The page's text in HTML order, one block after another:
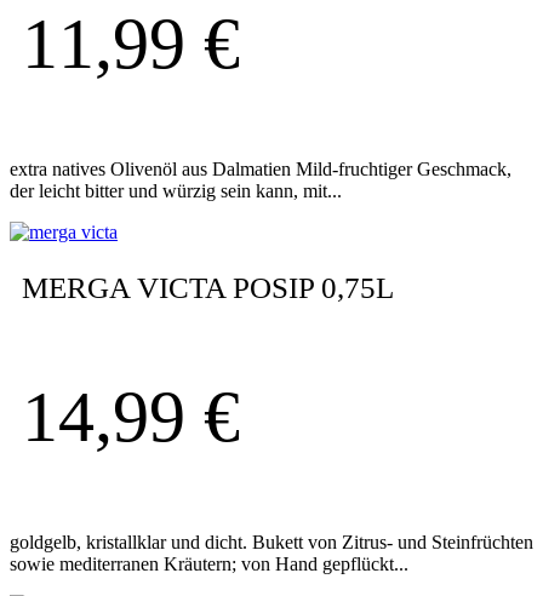
11,99 €
extra natives Olivenöl aus Dalmatien Mild-fruchtiger Geschmack,
der leicht bitter und würzig sein kann, mit...
MERGA VICTA POSIP 0,75L
14,99 €
goldgelb, kristallklar und dicht. Bukett von Zitrus- und Steinfrüchten
sowie mediterranen Kräutern; von Hand gepflückt...